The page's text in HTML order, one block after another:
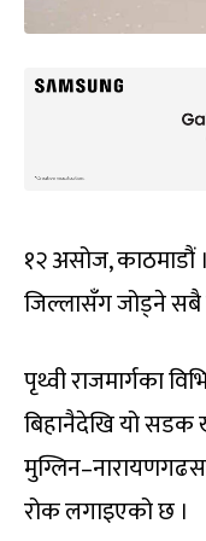
१२ असोज, काठमाडौं
जिल्लासँग जोड्ने सबै
पृथ्वी राजमार्गका
बिहानैदेखि यो सडक
रोक लगाइएको छ ।